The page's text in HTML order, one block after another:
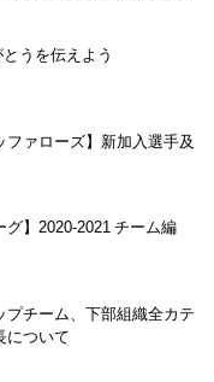
とうを伝えよう
ファローズ】新加入選手及
グ】2020-2021 チーム編
プチーム、下部組織全カテ
について